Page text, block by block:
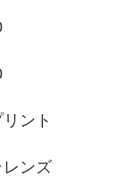
ント
レンズ